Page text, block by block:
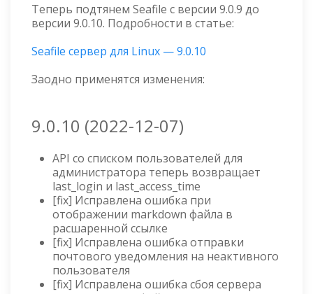
Теперь подтянем Seafile с версии 9.0.9 до
версии 9.0.10. Подробности в статье:
Seafile сервер для Linux — 9.0.10
Заодно применятся изменения:
9.0.10 (2022-12-07)
API со списком пользователей для
администратора теперь возвращает
last_login и last_access_time
[fix] Исправлена ошибка при
отображении markdown файла в
расшаренной ссылке
[fix] Исправлена ошибка отправки
почтового уведомления на неактивного
пользователя
[fix] Исправлена ошибка сбоя сервера